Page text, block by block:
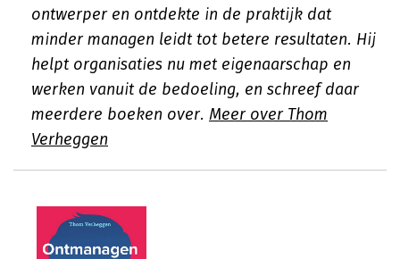
ontwerper en ontdekte in de praktijk dat
minder managen leidt tot betere resultaten. Hij
helpt organisaties nu met eigenaarschap en
werken vanuit de bedoeling, en schreef daar
meerdere boeken over. Meer over Thom
Verheggen